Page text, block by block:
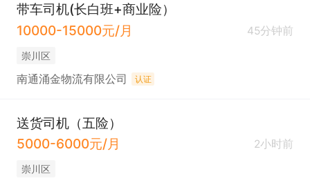
带车司机(长白班+商业险）
10000-15000元/月
45分钟前
崇川区
南通涌金物流有限公司 认证
送货司机（五险）
5000-6000元/月
2小时前
崇川区